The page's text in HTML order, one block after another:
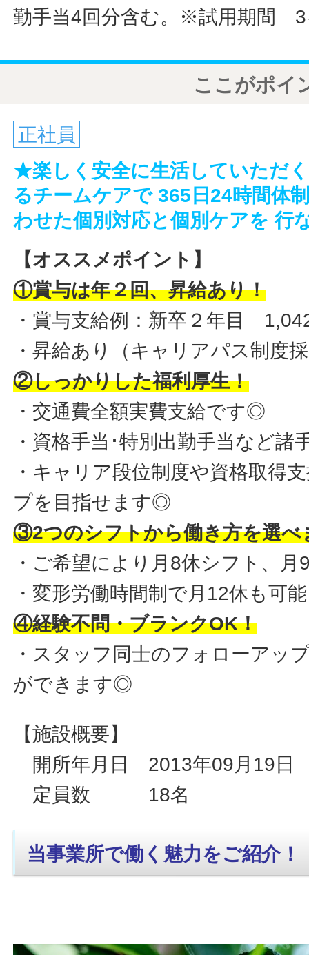
勤手当4回分含む。※試用期間 3
ここがポイ
正社員
★楽しく安全に生活していただ
るチームケアで 365日24時間体
わせた個別対応と個別ケアを 行
【オススメポイント】
①賞与は年２回、昇給あり！
・賞与支給例：新卒２年目
・昇給あり（キャリアパス制度
②しっかりした福利厚生！
・交通費全額実費支給です◎
・資格手当･特別出勤手当など諸
・キャリア段位制度や資格取得
プを目指せます◎
③2つのシフトから働き方を選べ
・ご希望により月8休シフト、
・変形労働時間制で月12休も可
④経験不問・ブランクOK！
・スタッフ同士のフォローアッ
ができます◎
【施設概要】
開所年月日 2013年09月19日
定員数 18名
当事業所で働く魅力をご紹介！